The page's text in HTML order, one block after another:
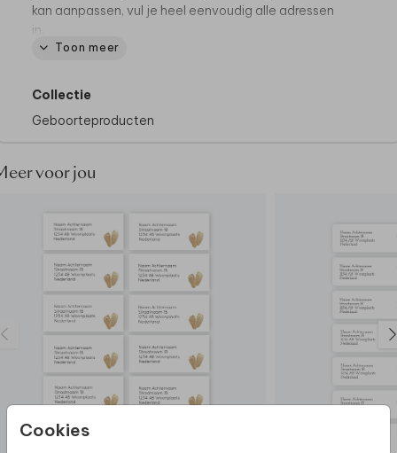
Cookies
kan aanpassen, vul je heel eenvoudig alle adressen
in.
• formaat van 97x45 mm
Dit product maakt deel uit van
Toon meer
Collectie
Geboorteproducten
voor jou